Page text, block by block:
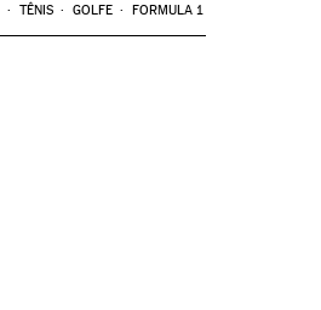
TÊNIS GOLFE FORMULA 1